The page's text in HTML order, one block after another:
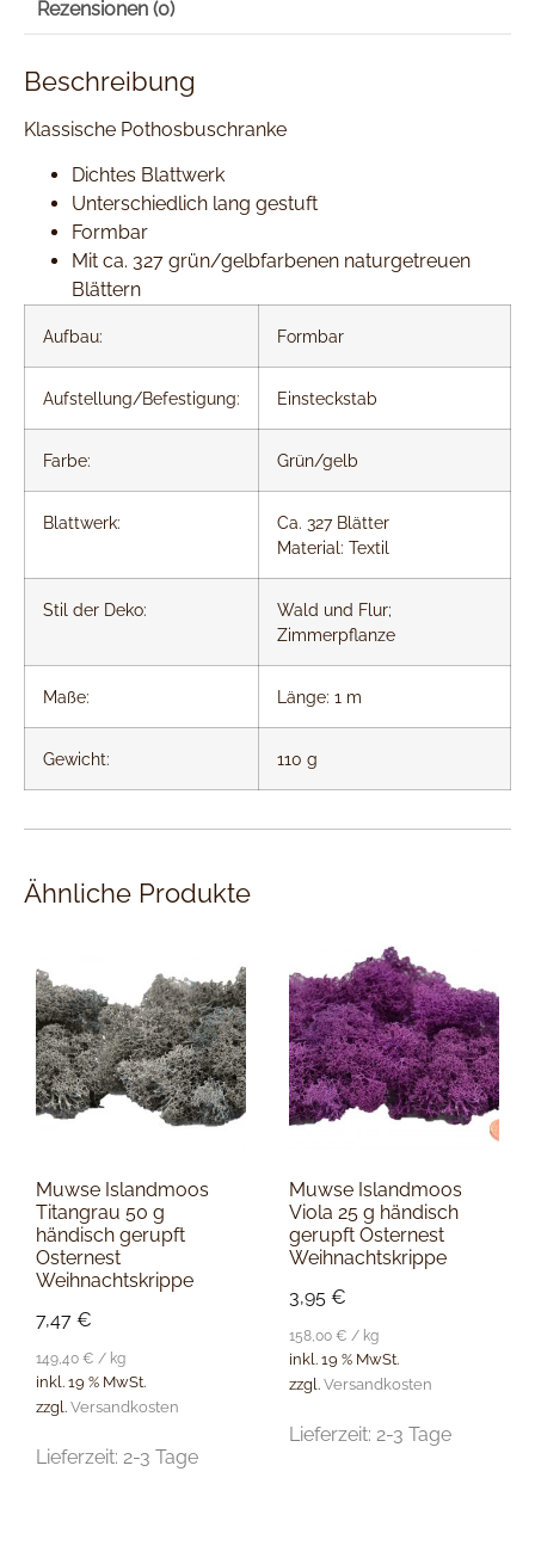
Rezensionen (0)
Beschreibung
Klassische Pothosbuschranke
Dichtes Blattwerk
Unterschiedlich lang gestuft
Formbar
Mit ca. 327 grün/gelbfarbenen naturgetreuen
Blättern
Aufbau: Formbar
Aufstellung/Befestigung: Einsteckstab
Farbe: Grün/gelb
Blattwerk:
Ca. 327 Blätter
Material: Textil
Stil der Deko:
Wald und Flur;
Zimmerpflanze
Maße: Länge: 1 m
Gewicht: 110 g
Ähnliche Produkte
Muwse Islandmoos
Titangrau 50 g
händisch gerupft
Osternest
Weihnachtskrippe
7,47 €
149,40 € / kg
inkl. 19 % MwSt.
zzgl. Versandkosten
Lieferzeit: 2-3 Tage
Muwse Islandmoos
Viola 25 g händisch
gerupft Osternest
Weihnachtskrippe
3,95€
158,00€ / kg
inkl. 19 % MwSt.
zzgl.Versandkosten
Lieferzeit:2-3 Tage